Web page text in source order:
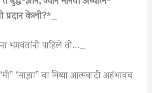
प्रदान केली?*_
भगवंतांनी पाहिले ती…_
“माझा” चा मिथ्या आत्मवादी अहंभावच